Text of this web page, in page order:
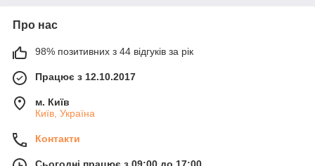
Про нас
98% позитивних з 44 відгуків за рік
Працює з 12.10.2017
м. Київ
Київ, Україна
Контакти